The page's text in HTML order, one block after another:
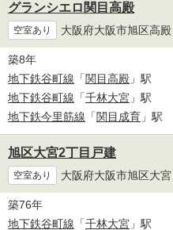
グランシエロ関目高殿
空室あり 大阪府大阪市旭区高殿
築8年
地下鉄谷町線 「関目高殿 」駅
地下鉄谷町線 「千林大宮 」駅
地下鉄今里筋線 「関目成育 」駅
旭区大宮2丁目戸建
空室あり 大阪府大阪市旭区大宮
築76年
地下鉄谷町線 「千林大宮 」駅